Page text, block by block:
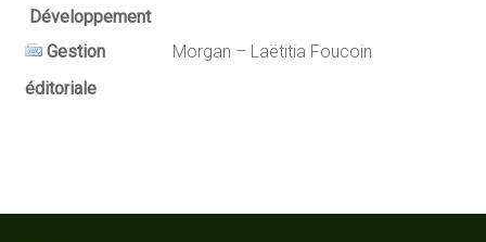
Développement
Gestion
éditoriale
Morgan – Laëtitia Foucoin